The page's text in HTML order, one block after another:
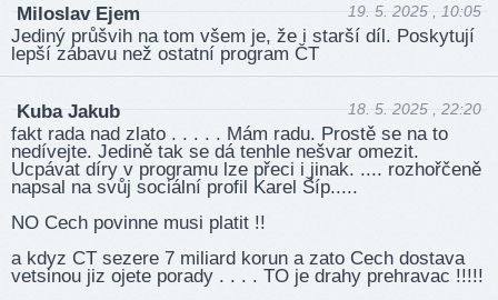
Miloslav Ejem 19. 5. 2025 , 10:05
Jediný průšvih na tom všem je, že i starší díl. Poskytují
lepší zábavu než ostatní program ČT
Kuba Jakub 18. 5. 2025 , 22:20
fakt rada nad zlato . . . . . Mám radu. Prostě se na to
nedívejte. Jedině tak se dá tenhle nešvar omezit.
Ucpávat díry v programu lze přeci i jinak. .... rozhořčeně
napsal na svůj sociální profil Karel Šíp.....
NO Cech povinne musi platit !!
a kdyz CT sezere 7 miliard korun a zato Cech dostava
vetsinou jiz ojete porady . . . . TO je drahy prehravac !!!!!